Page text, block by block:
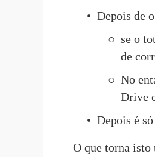
Depois de
se o
de
No
Drive
Depois é
O que torna isto